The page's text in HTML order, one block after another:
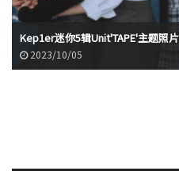
Kep1er迷你5辑Unit'TAPE'主题照
2023/10/05